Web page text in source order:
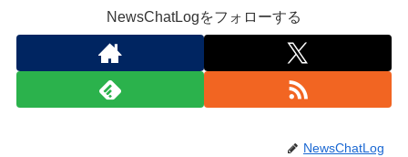
NewsChatLogをフォローする
NewsChatLog